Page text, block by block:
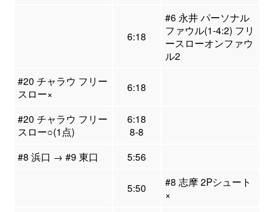
6:18
#6 永井 パーソナル
ファウル(1-4:2) フリ
ースローオンファウ
ル2
#20 チャラウ フリー
スロー×
6:18
#20 チャラウ フリー
スロー○(1点)
6:18
8-8
#8 浜口 → #9 東口
5:56
5:50
#8 志摩 2Pシュート
×